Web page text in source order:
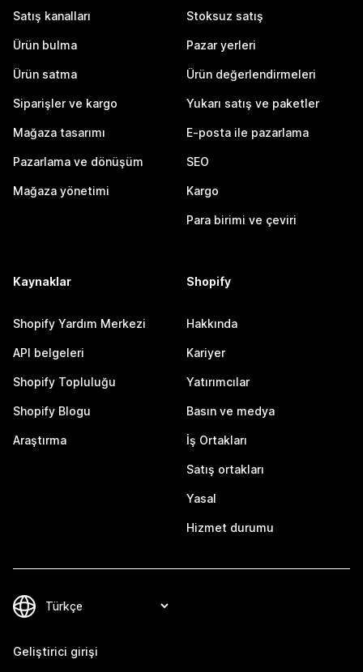
Satış kanalları
Ürün bulma
Ürün satma
Siparişler ve kargo
Mağaza tasarımı
Pazarlama ve dönüşüm
Mağaza yönetimi
Stoksuz satış
Pazar yerleri
Ürün değerlendirmeleri
Yukarı satış ve paketler
E-posta ile pazarlama
SEO
Kargo
Para birimi ve çeviri
Kaynaklar
Shopify Yardım Merkezi
API belgeleri
Shopify Topluluğu
Shopify Blogu
Araştırma
Shopify
Hakkında
Kariyer
Yatırımcılar
Basın ve medya
İş Ortakları
Satış ortakları
Yasal
Hizmet durumu
Geliştirici girişi